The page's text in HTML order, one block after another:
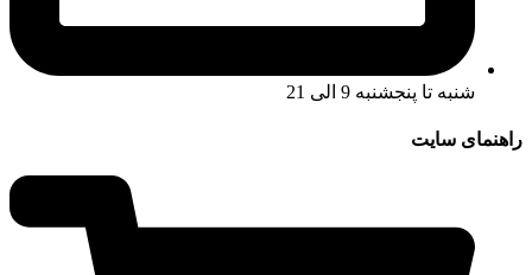
شنبه تا پنجشنبه 9 الی 21
راهنمای سایت